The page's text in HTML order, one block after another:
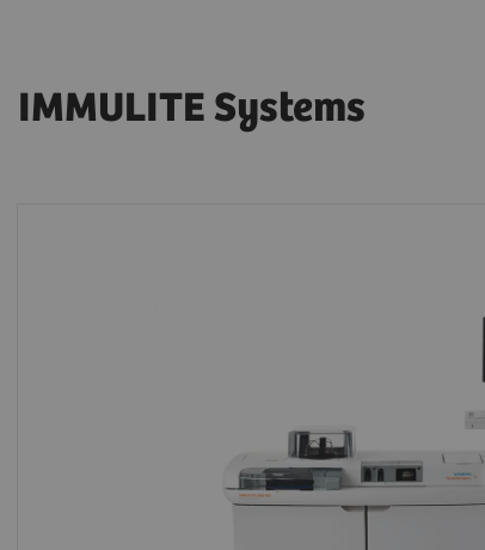
IMMULITE Systems